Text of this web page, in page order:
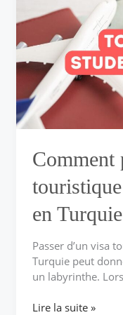
Comment
en Turquie
Passer d’un visa
Turquie peut
un labyrinthe.
d’un
visa
touristique
un
visa
étudiant
en
Turquie
Lire la suite »